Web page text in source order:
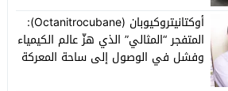
أوكتانيتروكيوبان (Octanitrocubane):
المتفجر “المثالي” الذي هزّ عالم الكيمياء
وفشل في الوصول إلى ساحة المعركة